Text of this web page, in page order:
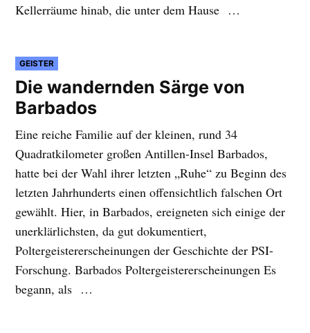
Kellerräume hinab, die unter dem Hause …
VERÖFFENTLICHT
IN
GEISTER
Die wandernden Särge von
Barbados
Eine reiche Familie auf der kleinen, rund 34
Quadratkilometer großen Antillen-Insel Barbados,
hatte bei der Wahl ihrer letzten „Ruhe“ zu Beginn des
letzten Jahrhunderts einen offensichtlich falschen Ort
gewählt. Hier, in Barbados, ereigneten sich einige der
unerklärlichsten, da gut dokumentiert,
Poltergeistererscheinungen der Geschichte der PSI-
Forschung. Barbados Poltergeistererscheinungen Es
begann, als …